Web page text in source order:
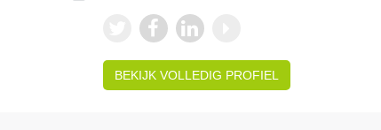
BEKIJK VOLLEDIG PROFIEL